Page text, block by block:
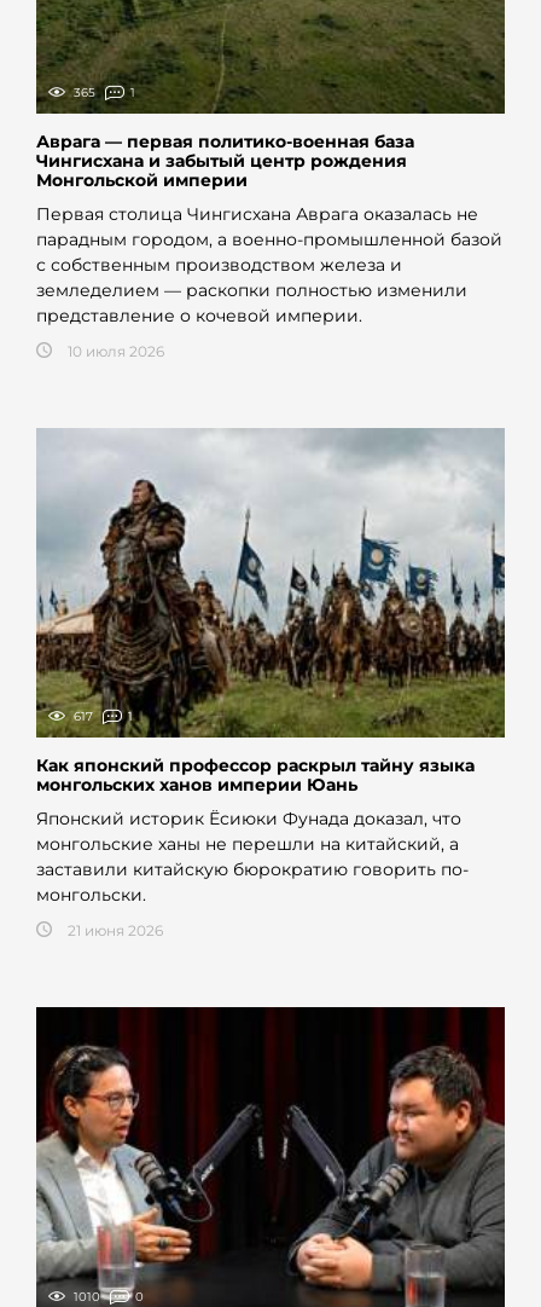
365 1
Аврага — первая политико-военная база
Чингисхана и забытый центр рождения
Монгольской империи
Первая столица Чингисхана Аврага оказалась не
парадным городом, а военно-промышленной базой
с собственным производством железа и
земледелием — раскопки полностью изменили
представление о кочевой империи.
10 июля 2026
617 1
Как японский профессор раскрыл тайну языка
монгольских ханов империи Юань
Японский историк Ёсиюки Фунада доказал, что
монгольские ханы не перешли на китайский, а
заставили китайскую бюрократию говорить по-
монгольски.
21 июня 2026
1010 0